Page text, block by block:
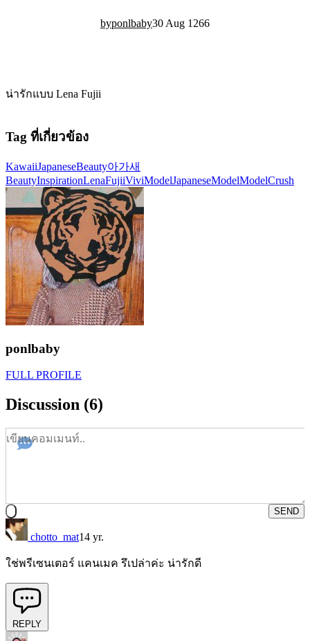
ponlbaby30 Aug 1266
น่ารักแบบ Lena Fujii
Tag ที่เกี่ยวข้อง
KawaiiJapaneseBeauty아가새
BeautyInspirationLenaFujiiViviModelJapaneseModelModelCrush
ponlbaby
FULL PROFILE
Discussion (6)
SEND
chotto_mat14 yr.
ใช่พรีเซนเตอร์ แคนเมค รึเปล่าค่ะ น่ารักดี
REPLY